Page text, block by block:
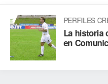
PERFILES
La historia
en